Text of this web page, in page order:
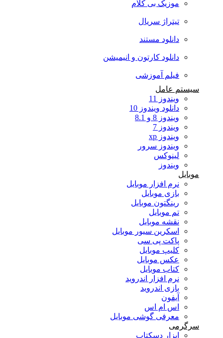
موزیک بی کلام
تیتراژ سریال
دانلود مستند
دانلود کارتون و انیمیشن
فیلم آموزشی
سیستم عامل
ویندوز 11
دانلود ویندوز 10
ویندوز 8 و 8.1
ویندوز 7
ویندوز xp
ویندوز سرور
لینوکس
ویندوز
موبایل
نرم افزار موبایل
بازی موبایل
رینگتون موبایل
تم موبایل
نقشه موبایل
اسکرین سیور موبایل
پاکت پی سی
کلیپ موبایل
عکس موبایل
کتاب موبایل
نرم افزار اندروید
بازی اندروید
آیفون
اس ام اس
معرفی گوشی موبایل
سرگرمی
ابزار دسکتاپ